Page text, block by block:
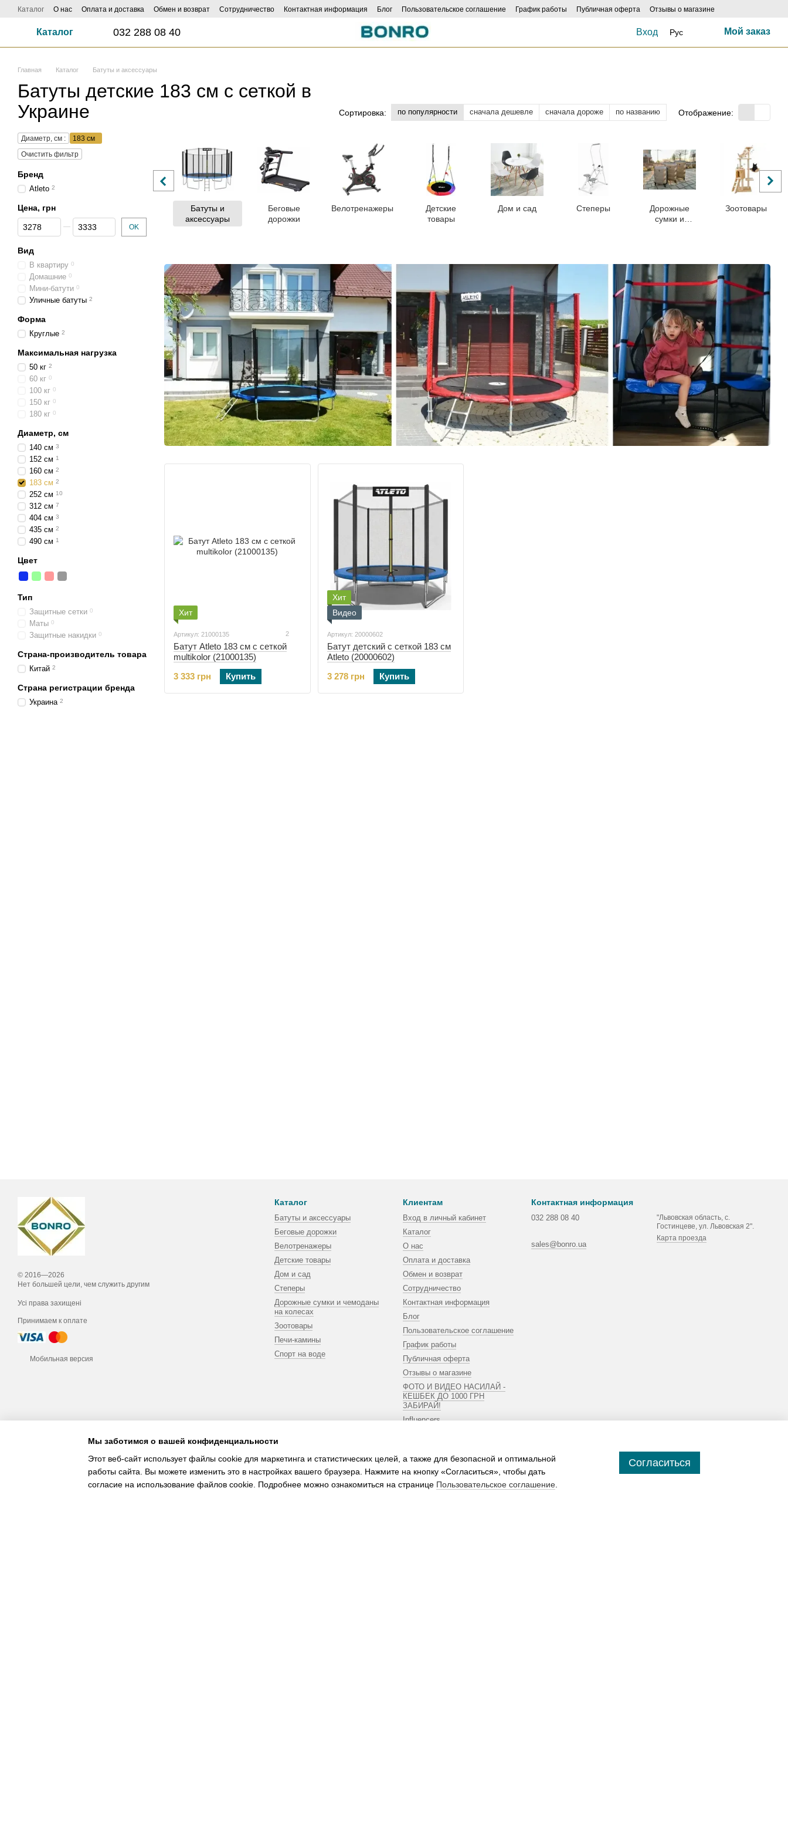
Перейти к основному контенту
Каталог О нас Оплата и доставка Обмен и возврат Сотрудничество Контактная информация Блог Пользовательское соглашение График работы Публичная оферта
Отзывы о магазине
Каталог 032 288 08 40 Вход Рус Мой заказ
Главная Каталог Батуты и аксессуары
Батуты детские 183 см с сеткой в
Украине
Сортировка: по популярности сначала дешевле сначала дороже по названию Отображение:
Батуты и
аксессуары
Беговые
дорожки
Велотренажеры
Детские
товары
Дом и сад Степеры
Дорожные
сумки и
Зоотовары
Хит
Артикул: 21000135 2
Батут Atleto 183 см с сеткой
multikolor (21000135)
3 333 грн
Купить
Хит
Видео
Артикул: 20000602
Батут детский с сеткой 183 см
Atleto (20000602)
3 278 грн
Купить
Диаметр, см :
183 см
Очистить фильтр
Бренд
Atleto 2
Цена, грн
От Цена, грн
До Цена, грн OK
Вид
В квартиру 0
Домашние 0
Мини-батути 0
Уличные батуты 2
Форма
Круглые 2
Максимальная нагрузка
50 кг 2
60 кг 0
100 кг 0
150 кг 0
180 кг 0
Диаметр, см
140 см 3
152 см 1
160 см 2
183 см 2
252 см 10
312 см 7
404 см 3
435 см 2
490 см 1
Цвет
Тип
Защитные сетки 0
Маты 0
Защитные накидки 0
Страна-производитель товара
Китай 2
Страна регистрации бренда
Украина 2
© 2016—2026
Нет большей цели, чем служить другим
Усі права захищені
Принимаем к оплате
Мобильная версия
Каталог
Батуты и аксессуары
Беговые дорожки
Велотренажеры
Детские товары
Дом и сад
Степеры
Дорожные сумки и чемоданы
на колесах
Зоотовары
Печи-камины
Спорт на воде
Клиентам
Вход в личный кабинет
Каталог
О нас
Оплата и доставка
Обмен и возврат
Сотрудничество
Контактная информация
Блог
Пользовательское соглашение
График работы
Публичная оферта
Отзывы о магазине
ФОТО И ВИДЕО НАСИЛАЙ -
КЕШБЕК ДО 1000 ГРН
ЗАБИРАЙ!
Influencers
Контактная информация
032 288 08 40
sales@bonro.ua
"Львовская область, с.
Гостинцеве, ул. Львовская 2".
Карта проезда
Мы заботимся о вашей конфиденциальности
Этот веб-сайт использует файлы cookie для маркетинга и статистических целей, а также для безопасной и оптимальной
работы сайта. Вы можете изменить это в настройках вашего браузера. Нажмите на кнопку «Согласиться», чтобы дать
согласие на использование файлов cookie. Подробнее можно ознакомиться на странице Пользовательское соглашение
Согласиться